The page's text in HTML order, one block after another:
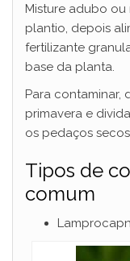
Misture adubo
plantio, depois
fertilizante
base da planta.
Para contaminar,
primavera e
os pedaços
Tipos de
comum